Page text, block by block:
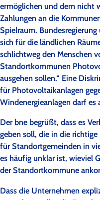
ermöglichen und dem nicht
Zahlungen an die
Spielraum.
sich für die ländlichen
schlichtweg den Menschen
Standortkommunen
ausgehen sollen.“ Eine
für Photovoltaikanlagen
Windenergieanlagen darf es
Der bne begrüßt, dass es
geben soll, die in die
für Standortgemeinden in
es häufig unklar ist, wieviel
der Standortkommune
Dass die Unternehmen